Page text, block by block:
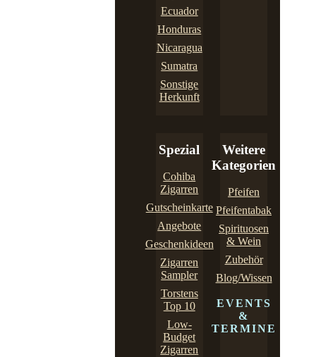
Ecuador
Honduras
Nicaragua
Sumatra
Sonstige
Herkunft
Spezial
Cohiba
Zigarren
Gutscheinkarte
Angebote
Geschenkideen
Zigarren
Sampler
Torstens
Top 10
Low-
Budget
Zigarren
Weitere
Kategorien
Pfeifen
Pfeifentabak
Spirituosen
& Wein
Zubehör
Blog/Wissen
EVENTS
&
TERMINE